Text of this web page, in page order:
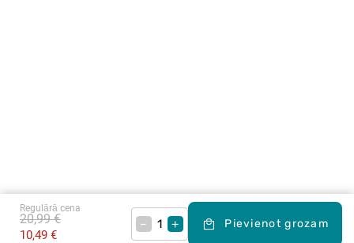
Regulārā cena
10,49 €
20,99 € – + Pievienot grozam